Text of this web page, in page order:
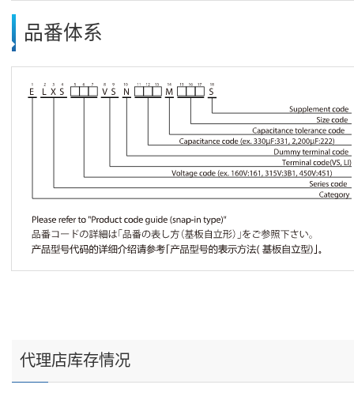
品番体系
代理店库存情况